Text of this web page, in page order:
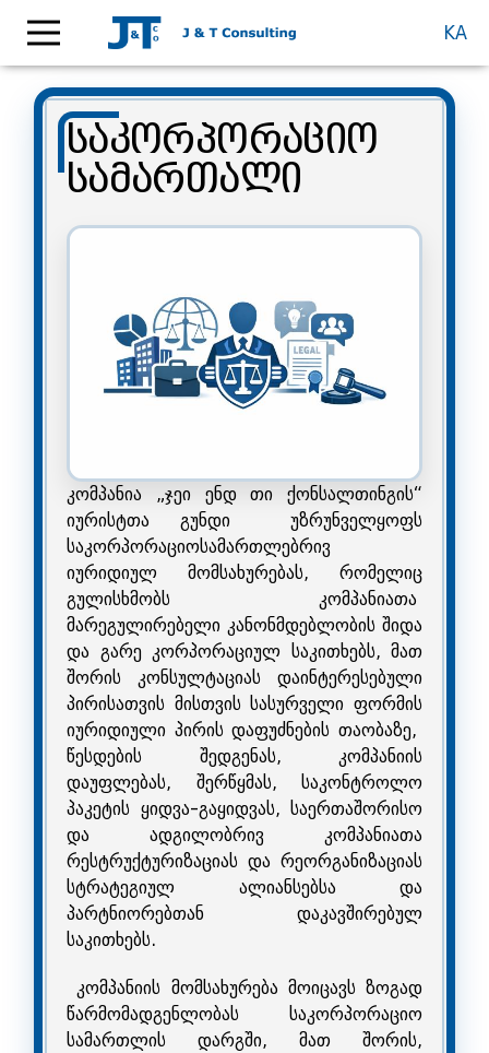
KA
საკორპორაციო
სამართალი
კომპანია „ჯეი ენდ თი ქონსალთინგის“
იურისტთა გუნდი უზრუნველყოფს
საკორპორაციოსამართლებრივ
იურიდიულ მომსახურებას, რომელიც
გულისხმობს კომპანიათა
მარეგულირებელი კანონმდებლობის შიდა
და გარე კორპორაციულ საკითხებს, მათ
შორის კონსულტაციას დაინტერესებული
პირისათვის მისთვის სასურველი ფორმის
იურიდიული პირის დაფუძნების თაობაზე,
წესდების შედგენას, კომპანიის
დაუფლებას, შერწყმას, საკონტროლო
პაკეტის ყიდვა-გაყიდვას, საერთაშორისო
და ადგილობრივ კომპანიათა
რესტრუქტურიზაციას და რეორგანიზაციას
სტრატეგიულ ალიანსებსა და
პარტნიორებთან დაკავშირებულ
საკითხებს.
კომპანიის მომსახურება მოიცავს ზოგად
წარმომადგენლობას საკორპორაციო
სამართლის დარგში, მათ შორის,